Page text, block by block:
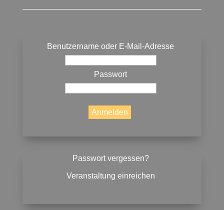
Benutzername oder E-Mail-Adresse
Passwort
Passwort vergessen?
Veranstaltung einreichen